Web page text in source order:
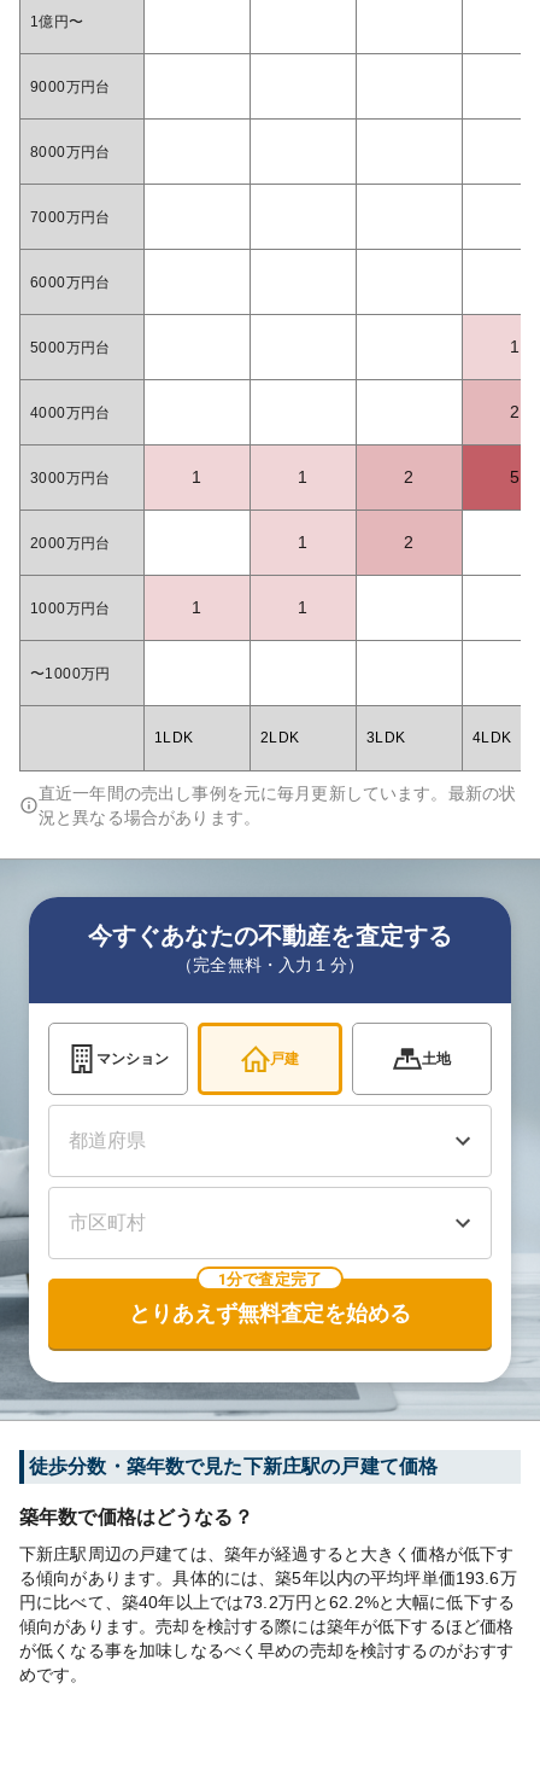
1億円〜
9000万円台
8000万円台
7000万円台
6000万円台
5000万円台 1
4000万円台 2
3000万円台 1 1 2 5
2000万円台 1 2
1000万円台 1 1
〜1000万円
1LDK 2LDK 3LDK 4LDK
直近一年間の売出し事例を元に毎月更新しています。最新の状
況と異なる場合があります。
今すぐあなたの不動産を査定する
（完全無料・入力１分）
マンション 戸建 土地
1分で査定完了
とりあえず無料査定を始める
徒歩分数・築年数で見た下新庄駅の戸建て価格
築年数で価格はどうなる？
下新庄駅周辺の戸建ては、築年が経過すると大きく価格が低下す
る傾向があります。具体的には、築5年以内の平均坪単価193.6万
円に比べて、築40年以上では73.2万円と62.2%と大幅に低下する
傾向があります。売却を検討する際には築年が低下するほど価格
が低くなる事を加味しなるべく早めの売却を検討するのがおすす
めです。